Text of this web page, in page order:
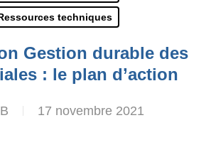
techniques
Gestion durable des
: le plan d’action
17 novembre 2021